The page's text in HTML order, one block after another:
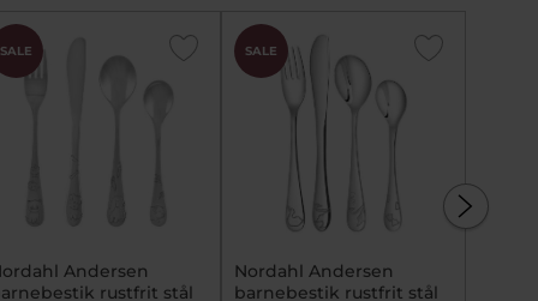
SALE
Andersen
rustfrit stål
SALE
Nordahl Andersen
barnebestik rustfrit stål